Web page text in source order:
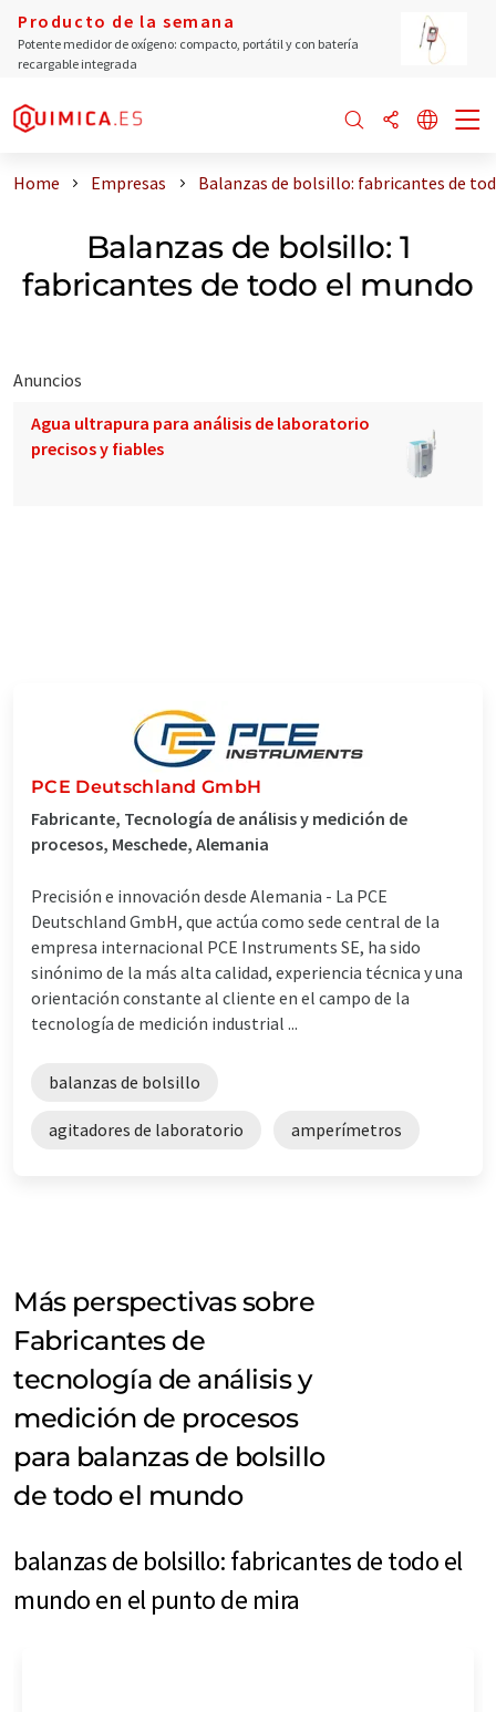
Producto de la semana
Potente medidor de oxígeno: compacto, portátil y con batería
recargable integrada
Home Empresas Balanzas de bolsillo: fabricantes de
Balanzas de bolsillo: 1
fabricantes de todo el mundo
Anuncios
Agua ultrapura para análisis de laboratorio
precisos y fiables
PCE Deutschland GmbH
Fabricante, Tecnología de análisis y medición de
procesos, Meschede, Alemania
Precisión e innovación desde Alemania - La PCE
Deutschland GmbH, que actúa como sede central de la
empresa internacional PCE Instruments SE, ha sido
sinónimo de la más alta calidad, experiencia técnica y una
orientación constante al cliente en el campo de la
tecnología de medición industrial ...
balanzas de bolsillo
agitadores de laboratorio amperímetros
Más perspectivas sobre
Fabricantes de
tecnología de análisis y
medición de procesos
para balanzas de bolsillo
de todo el mundo
balanzas de bolsillo: fabricantes de todo el
mundo en el punto de mira